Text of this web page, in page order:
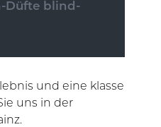
Düfte blind-
und eine klasse
uns in der